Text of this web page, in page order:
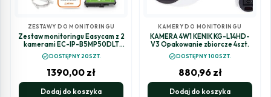
ZESTAWY DO MONITORINGU
Zestaw monitoringu Easycam z 2
kamerami EC-IP-B5MP50DLT
5MPx z aktywnym odstraszaniem
check_circleDOSTĘPNY 20SZT.
1390,00 zł
Dodaj do koszyka
KAMERY DO MONITORINGU
KAMERA 4W1 KENIK KG-L14HD-
V3 Opakowanie zbiorcze 4szt.
check_circleDOSTĘPNY 100SZT.
880,96 zł
Dodaj do koszyka